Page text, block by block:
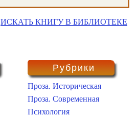
ИСКАТЬ КНИГУ В БИБЛИОТЕКЕ
Рубрики
Проза. Историческая
Проза. Современная
Психология